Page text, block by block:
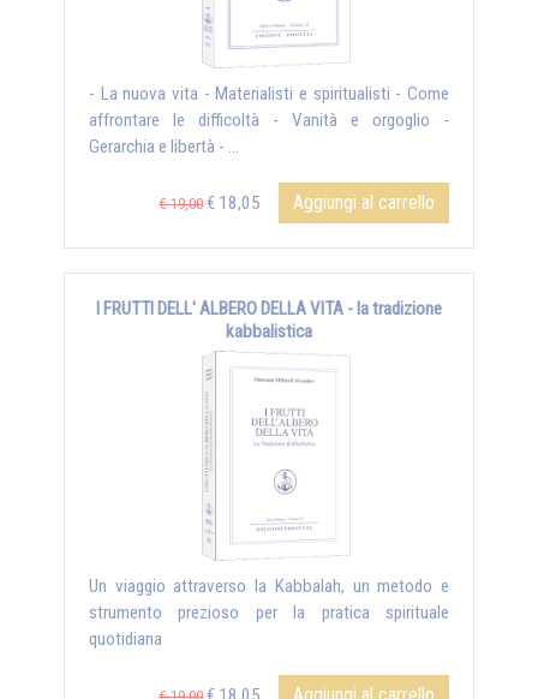
- La nuova vita - Materialisti e spiritualisti - Come
affrontare le difficoltà - Vanità e orgoglio -
Gerarchia e libertà - ...
€ 19,00 € 18,05 Aggiungi al carrello
I FRUTTI DELL' ALBERO DELLA VITA - la tradizione
kabbalistica
Un viaggio attraverso la Kabbalah, un metodo e
strumento prezioso per la pratica spirituale
quotidiana